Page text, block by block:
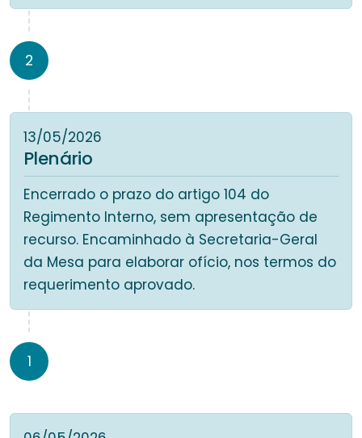
2
13/05/2026
Plenário
Encerrado o prazo do artigo 104 do
Regimento Interno, sem apresentação de
recurso. Encaminhado à Secretaria-Geral
da Mesa para elaborar ofício, nos termos do
requerimento aprovado.
1